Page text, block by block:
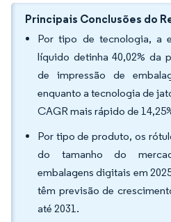
Principais Conclusões do
Por tipo de tecnologia, a
líquido detinha 40,02% da
de impressão de
enquanto a tecnologia de
CAGR mais rápido de
Por tipo de produto, os
do tamanho do
embalagens digitais em
têm previsão de
até 2031.